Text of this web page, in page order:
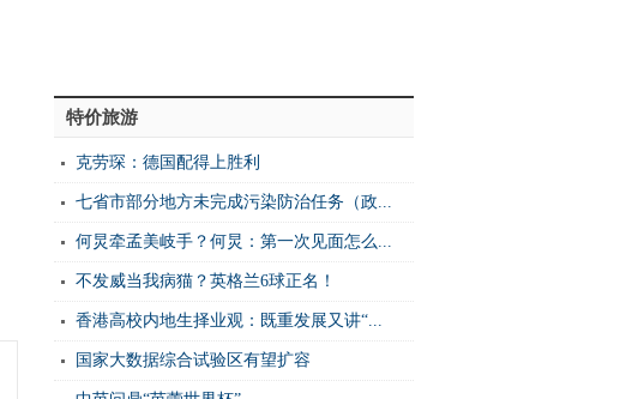
特价旅游
克劳琛：德国配得上胜利
七省市部分地方未完成污染防治任务（政...
何炅牵孟美岐手？何炅：第一次见面怎么...
不发威当我病猫？英格兰6球正名！
香港高校内地生择业观：既重发展又讲“...
国家大数据综合试验区有望扩容